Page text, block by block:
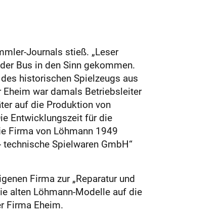
Journals stieß. „Leser
Bus in den Sinn gekommen.
historischen Spielzeugs aus
war damals Betriebsleiter
auf die Produktion von
Entwicklungszeit für die
Firma von Löhmann 1949
Spielwaren GmbH“
Firma zur „Reparatur und
alten Löhmann-Modelle auf die
Firma Eheim.